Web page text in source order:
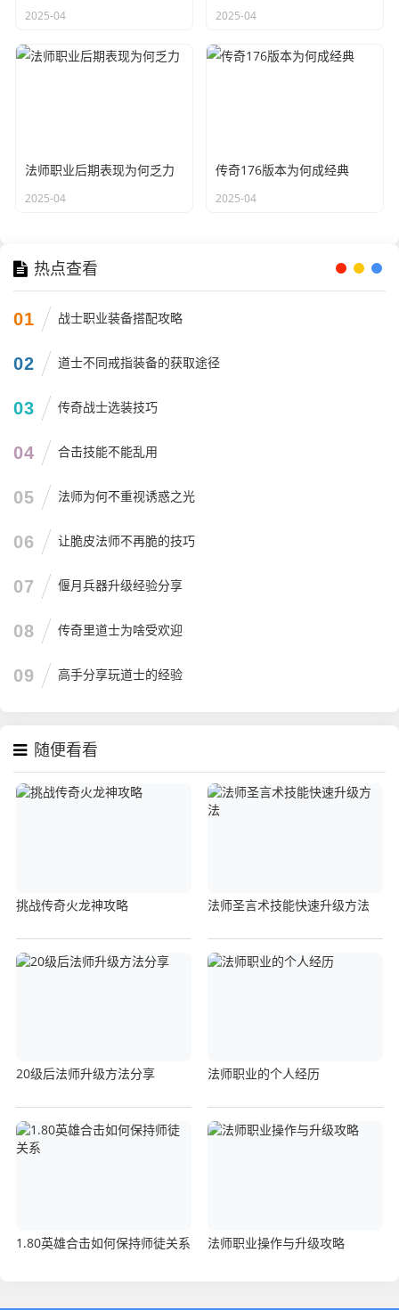
2025-04 2025-04
法师职业后期表现为何乏力
2025-04
传奇176版本为何成经典
2025-04
热点查看
01 战士职业装备搭配攻略
02 道士不同戒指装备的获取途径
03 传奇战士选装技巧
04 合击技能不能乱用
05 法师为何不重视诱惑之光
06 让脆皮法师不再脆的技巧
07 偃月兵器升级经验分享
08 传奇里道士为啥受欢迎
09 高手分享玩道士的经验
随便看看
挑战传奇火龙神攻略 法师圣言术技能快速升级方法
20级后法师升级方法分享 法师职业的个人经历
1.80英雄合击如何保持师徒关系 法师职业操作与升级攻略